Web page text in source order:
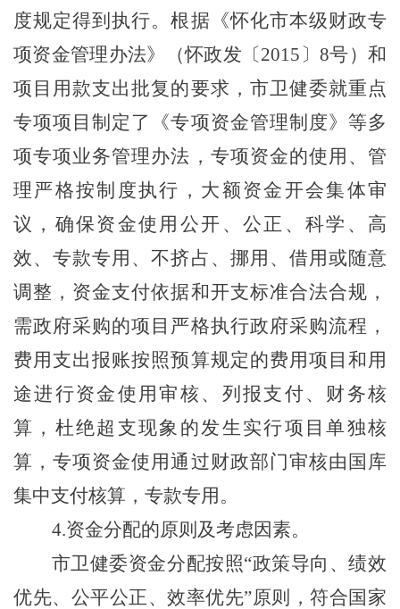
度规定得到执行。根据《怀化市本级财政专
项资金管理办法》（怀政发〔2015 〕8号）和
项目用款支出批复的要求，市卫健委就重点
专项项目制定了《专项资金管理制度》等多
项专项业务管理办法，专项资金的使用、管
理严格按制度执行，大额资金开会集体审
议，确保资金使用公开、公正、科学、高
效、专款专用、不挤占、挪用、借用或随意
调整，资金支付依据和开支标准合法合规，
需政府采购的项目严格执行政府采购流程，
费用支出报账按照预算规定的费用项目和用
途进行资金使用审核、列报支付、财务核
算，杜绝超支现象的发生实行项目单独核
算，专项资金使用通过财政部门审核由国库
集中支付核算，专款专用。
4.资金分配的原则及考虑因素。
市卫健委资金分配按照“政策导向、绩效
优先、公平公正、效率优先”原则，符合国家